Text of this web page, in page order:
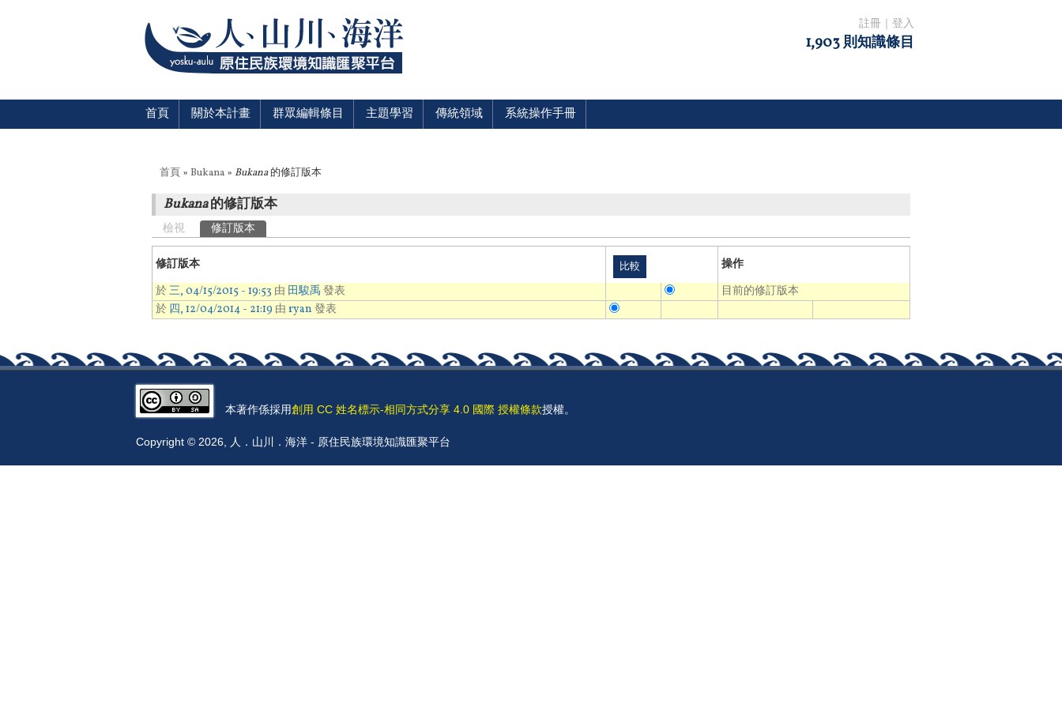
註冊 登入
1,903 則知識條目
首頁 關於本計畫 群眾編輯條目 主題學習 傳統領域 系統操作手冊
您在這裡
首頁 » Bukana » Bukana的修訂版本
Bukana的修訂版本
主要索引標籤
檢視 修訂版本
修訂版本
操作
於三, 04/15/2015 - 19:53 由 田駿禹 發表
目前的修訂版本
於 四, 12/04/2014 - 21:19 由 ryan 發表
本著作係採用創用 CC 姓名標示-相同方式分享 4.0 國際 授權條款授權。
Copyright © 2026, 人．山川．海洋 - 原住民族環境知識匯聚平台